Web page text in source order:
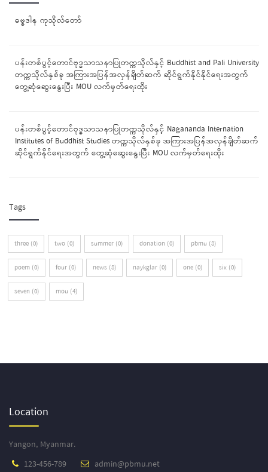
ဓမ္ဓဒါန ကုသိုလ်တော်
ပန်းတစ်ပွင့်တောင်ဗုဒ္ဓသာသနာပြုတက္ကသိုလ်နှင့် Buddhist and Pali University
တက္ကသိုလ်နှစ်ခု အကြားအပြန်အလှန်ချိတ်ဆက် ဆိုင်ရွက်နိုင်နိုင်ရေးအတွက်
တွေ့ဆုံဆွေးနွေးပြီး MOU လက်မှတ်ရေးထိုး
ပန်းတစ်ပွင့်တောင်ဗုဒ္ဓသာသနာပြုတက္ကသိုလ်နှင့် Nagananda Internation
Institutes of Buddhist Studies တက္ကသိုလ်နှစ်ခု အကြားအပြန်အလှန်ချိတ်ဆက်
ဆိုင်ရွက်နိုင်ရေးအတွက် တွေ့ဆုံဆွေးနွေးပြီး MOU လက်မှတ်ရေးထိုး
Tags
three (0) two (0) summer (0) donation (0) pbmu (8)
poem (0) four (0) news (8) naykglar (0) one (0) six (0)
seven (0) mou (4)
Location
Yangon, Myanmar.
123-456-789
admin@pbmu.net